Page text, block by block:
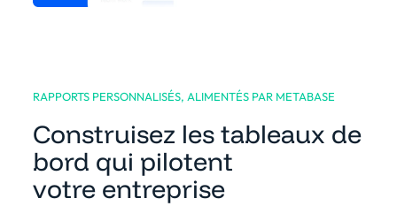
RAPPORTS PERSONNALISÉS, ALIMENTÉS PAR METABASE
Construisez les tableaux de
bord qui pilotent
votre entreprise